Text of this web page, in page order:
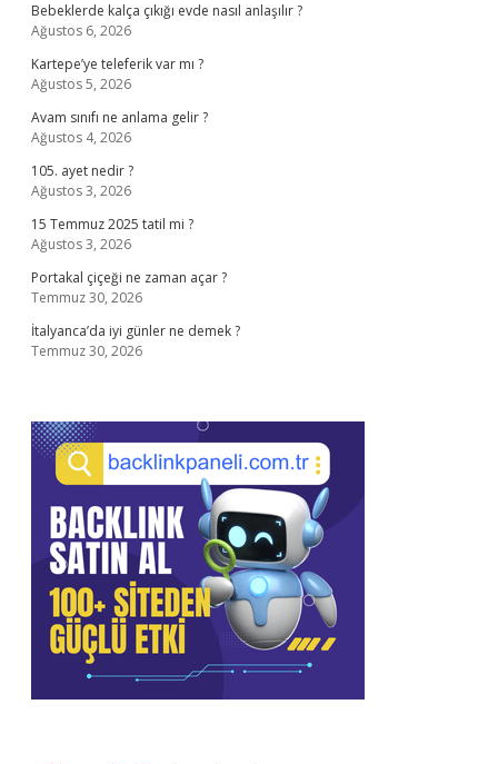
Bebeklerde kalça çıkığı evde nasıl anlaşılır ?
Ağustos 6, 2026
Kartepe’ye teleferik var mı ?
Ağustos 5, 2026
Avam sınıfı ne anlama gelir ?
Ağustos 4, 2026
105. ayet nedir ?
Ağustos 3, 2026
15 Temmuz 2025 tatil mi ?
Ağustos 3, 2026
Portakal çiçeği ne zaman açar ?
Temmuz 30, 2026
İtalyanca’da iyi günler ne demek ?
Temmuz 30, 2026